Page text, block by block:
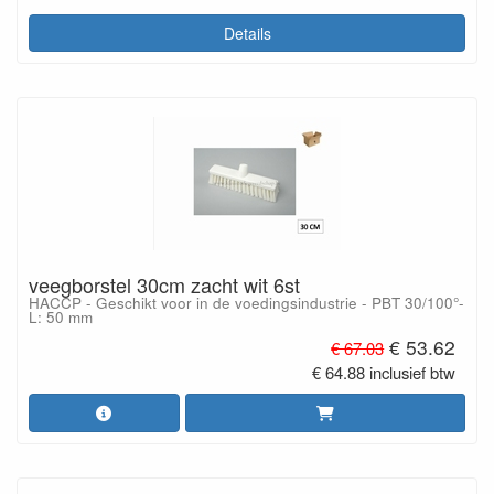
Details
veegborstel 30cm zacht wit 6st
HACCP - Geschikt voor in de voedingsindustrie - PBT 30/100°-
L: 50 mm
€ 67.03 € 53.62
€ 64.88 inclusief btw